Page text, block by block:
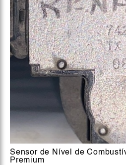
Sensor de Nível de
Premium